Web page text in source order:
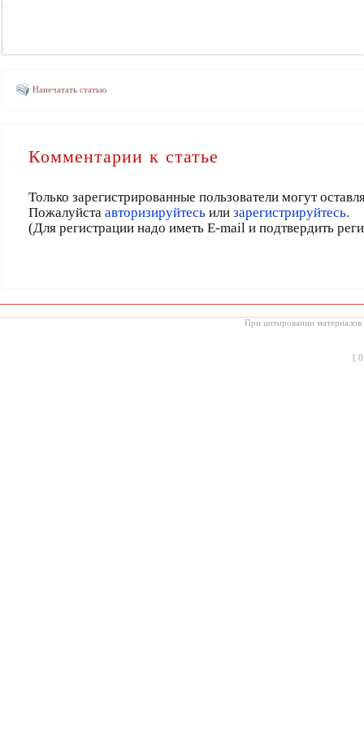
Напечатать статью
Комментарии к статье
Только зарегистрированные пользователи могут
Пожалуйста авторизируйтесьили зарегистрируйтесь.
(Для регистрации надо иметь E-mail и подтвердить
При цитировании материалов
[